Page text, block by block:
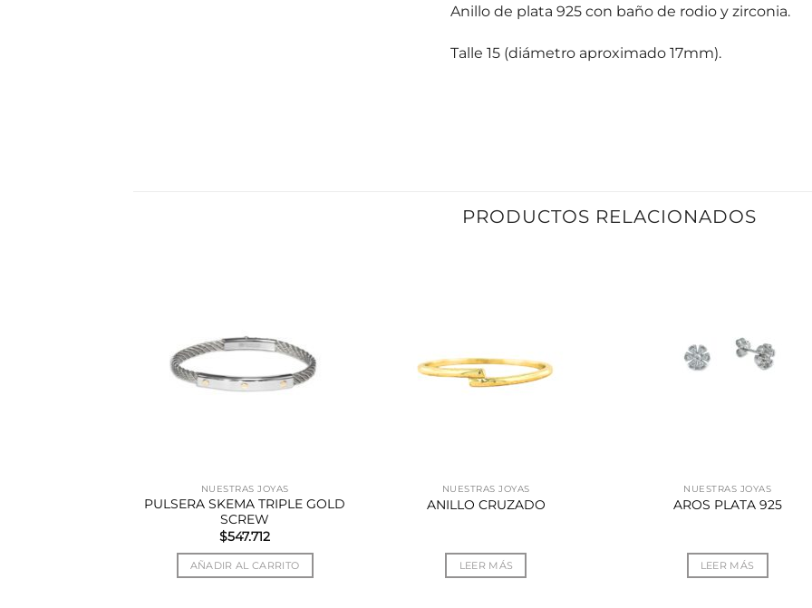
Anillo de plata 925 con baño de rodio y zirconia.
Talle 15 (diámetro aproximado 17mm).
PRODUCTOS RELACIONADOS
NUESTRAS JOYAS
PULSERA SKEMA TRIPLE GOLD
SCREW
$547.712
AÑADIR AL CARRITO
NUESTRAS JOYAS
ANILLO CRUZADO
LEER MÁS
NUESTRAS JOYAS
AROS PLATA 925
LEER MÁS